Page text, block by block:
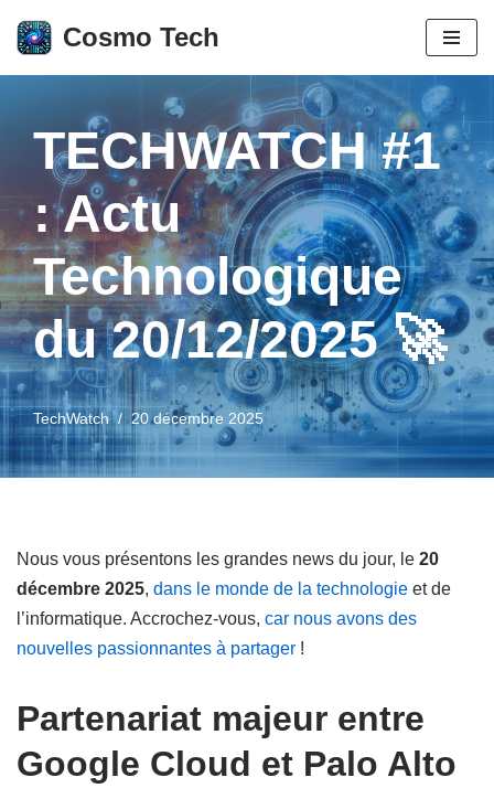
Aller
Cosmo Tech
TECHWATCH #1
: Actu
Technologique
du 20/12/2025 🚀
TechWatch 20 décembre 2025
Nous vous présentons les grandes news du jour, le 20
décembre 2025, dans le monde de la technologie et de
l’informatique. Accrochez-vous, car nous avons des
nouvelles passionnantes à partager !
Partenariat majeur entre
Google Cloud et Palo Alto